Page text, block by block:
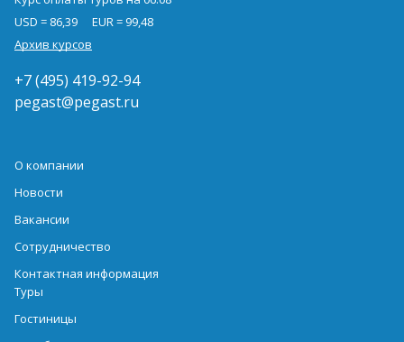
USD = 86,39
EUR = 99,48
Архив курсов
+7 (495) 419-92-94
pegast@pegast.ru
О компании
Новости
Вакансии
Сотрудничество
Контактная информация
Туры
Гостиницы